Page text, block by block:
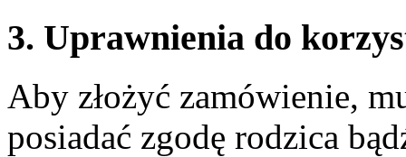
3. Uprawnienia do
Aby złożyć zamówienie,
posiadać zgodę rodzica